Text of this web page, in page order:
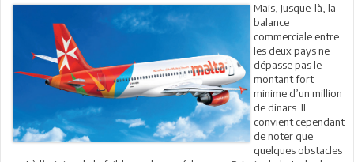
Mais, Jusque-là, la
balance
commerciale entre
les deux pays ne
dépasse pas le
montant fort
minime d’un million
de dinars. Il
convient cependant
de noter que
quelques obstacles